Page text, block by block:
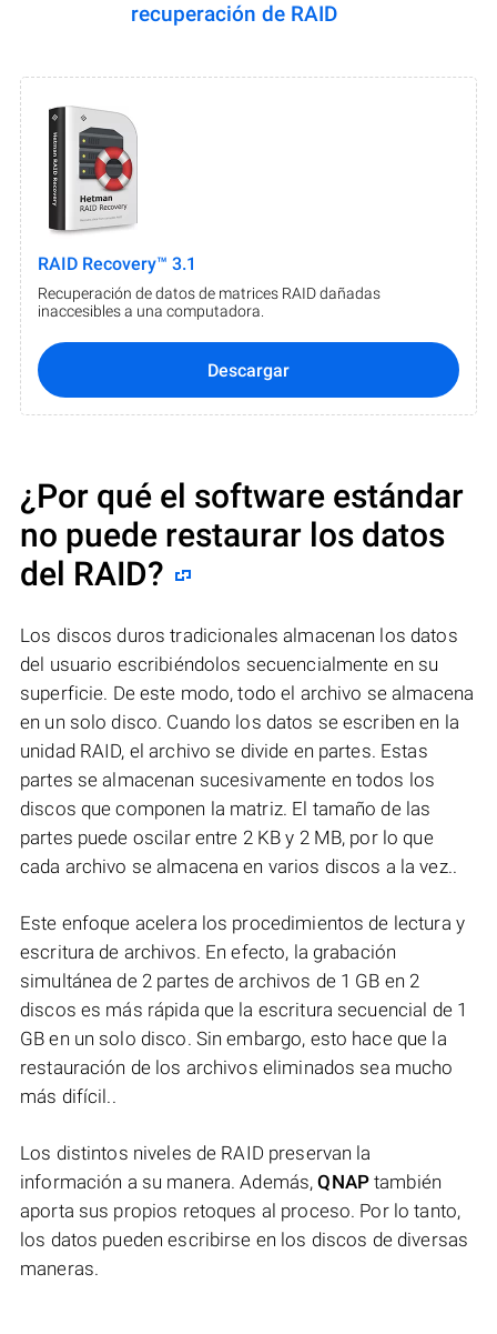
recuperación de RAID
RAID Recovery™ 3.1
Recuperación de datos de matrices RAID dañadas
inaccesibles a una computadora.
Descargar
¿Por qué el software estándar
no puede restaurar los datos
del RAID?
Los discos duros tradicionales almacenan los datos
del usuario escribiéndolos secuencialmente en su
superficie. De este modo, todo el archivo se almacena
en un solo disco. Cuando los datos se escriben en la
unidad RAID, el archivo se divide en partes. Estas
partes se almacenan sucesivamente en todos los
discos que componen la matriz. El tamaño de las
partes puede oscilar entre 2 KB y 2 MB, por lo que
cada archivo se almacena en varios discos a la vez..
Este enfoque acelera los procedimientos de lectura y
escritura de archivos. En efecto, la grabación
simultánea de 2 partes de archivos de 1 GB en 2
discos es más rápida que la escritura secuencial de 1
GB en un solo disco. Sin embargo, esto hace que la
restauración de los archivos eliminados sea mucho
más difícil..
Los distintos niveles de RAID preservan la
información a su manera. Además,QNAPtambién
aporta sus propios retoques al proceso. Por lo tanto,
los datos pueden escribirse en los discos de diversas
maneras.